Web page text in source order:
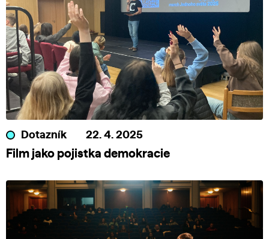
Dotazník 22. 4. 2025
Film jako pojistka demokracie